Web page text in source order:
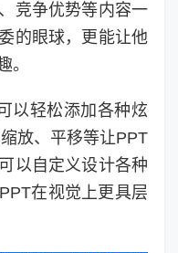
竞争优势等内容一
的眼球，更能让他
。
以轻松添加各种炫
放、平移等让PPT
以自定义设计各种
在视觉上更具层